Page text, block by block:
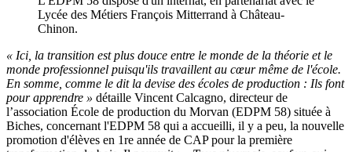
Lycée des Métiers François Mitterrand à Château-
Chinon.
« Ici, la transition est plus douce entre le monde de la théorie et le
monde professionnel puisqu'ils travaillent au cœur même de l'école.
En somme, comme le dit la devise des écoles de production : Ils font
pour apprendre » détaille Vincent Calcagno, directeur de
l’association École de production du Morvan (EDPM 58) située à
Biches, concernant l'EDPM 58 qui a accueilli, il y a peu, la nouvelle
promotion d'élèves en 1re année de CAP pour la première